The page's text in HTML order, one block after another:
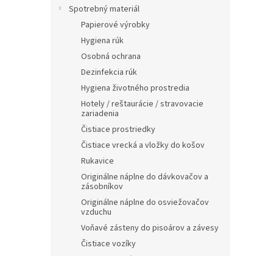
Spotrebný materiál
Papierové výrobky
Hygiena rúk
Osobná ochrana
Dezinfekcia rúk
Hygiena životného prostredia
Hotely / reštaurácie / stravovacie
zariadenia
Čistiace prostriedky
Čistiace vrecká a vložky do košov
Rukavice
Originálne náplne do dávkovačov a
zásobníkov
Originálne náplne do osviežovačov
vzduchu
Voňavé zásteny do pisoárov a závesy
Čistiace vozíky